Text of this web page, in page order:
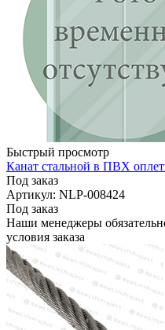
Быстрый просмотр
Канат стальной в ПВХ
Под заказ
Артикул: NLP-008424
Под заказ
Наши менеджеры
условия заказа